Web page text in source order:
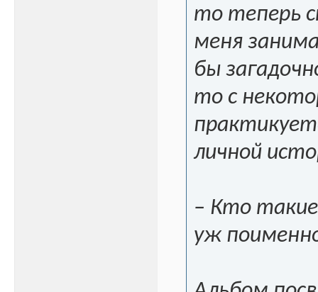
то теперь
меня
бы
то с
личной
– Кто
уж